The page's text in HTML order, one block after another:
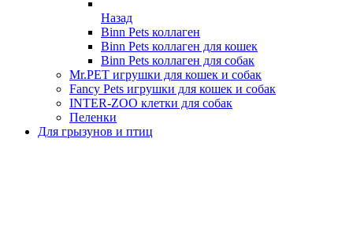
Назад
Binn Pets коллаген
Binn Pets коллаген для кошек
Binn Pets коллаген для собак
Mr.PET игрушки для кошек и собак
Fancy Pets игрушки для кошек и собак
INTER-ZOO клетки для собак
Пеленки
Для грызунов и птиц